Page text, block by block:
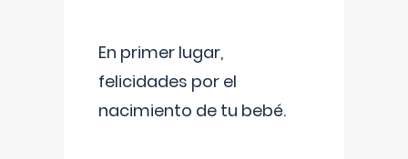
En primer lugar,
felicidades por el
nacimiento de tu bebé.